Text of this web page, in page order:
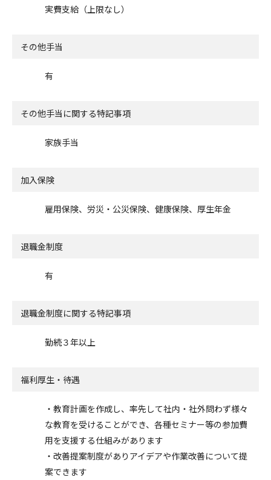
実費支給（上限なし）
その他手当
有
その他手当に関する特記事項
家族手当
加入保険
雇用保険、労災・公災保険、健康保険、厚生年金
退職金制度
有
退職金制度に関する特記事項
勤続３年以上
福利厚生・待遇
・教育計画を作成し、率先して社内・社外問わず様々
な教育を受けることができ、各種セミナー等の参加費
用を支援する仕組みがあります
・改善提案制度がありアイデアや作業改善について提
案できます